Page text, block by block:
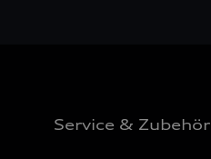
Service & Zubehör